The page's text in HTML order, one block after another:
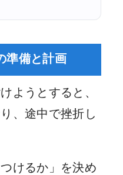
準備と計画
ようとすると、
、途中で挫折し
けるか」を決め